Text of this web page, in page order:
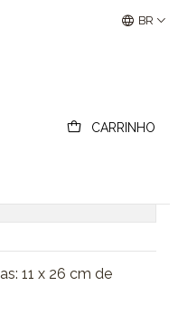
CARRINHO
Colecionismo e BR
11 x 26 cm de